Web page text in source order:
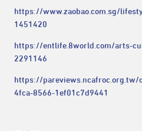
https://www.zaobao.com.sg/
1451420
https://entlife.8world.com/arts-
2291146
https://pareviews.ncafroc.org.tw/
4fca-8566-1ef01c7d9441